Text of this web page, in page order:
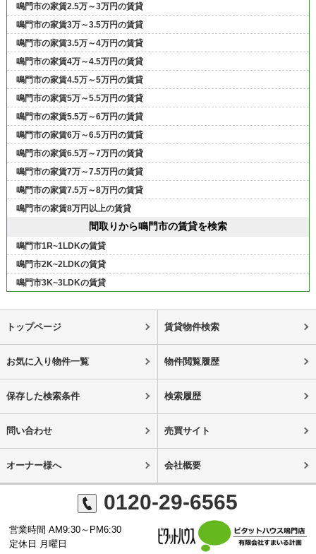
鳴門市の家賃2.5万～3万円の賃貸
鳴門市の家賃3万～3.5万円の賃貸
鳴門市の家賃3.5万～4万円の賃貸
鳴門市の家賃4万～4.5万円の賃貸
鳴門市の家賃4.5万～5万円の賃貸
鳴門市の家賃5万～5.5万円の賃貸
鳴門市の家賃5.5万～6万円の賃貸
鳴門市の家賃6万～6.5万円の賃貸
鳴門市の家賃6.5万～7万円の賃貸
鳴門市の家賃7万～7.5万円の賃貸
鳴門市の家賃7.5万～8万円の賃貸
鳴門市の家賃8万円以上の賃貸
間取りから鳴門市の賃貸を検索
鳴門市1R~1LDKの賃貸
鳴門市2K~2LDKの賃貸
鳴門市3K~3LDKの賃貸
トップページ 賃貸物件検索
お気に入り物件一覧 物件閲覧履歴
保存した検索条件 検索履歴
問い合わせ 売買サイト
オーナー様へ 会社概要
0120-29-6565
営業時間 AM9:30～PM6:30
定休日 月曜日